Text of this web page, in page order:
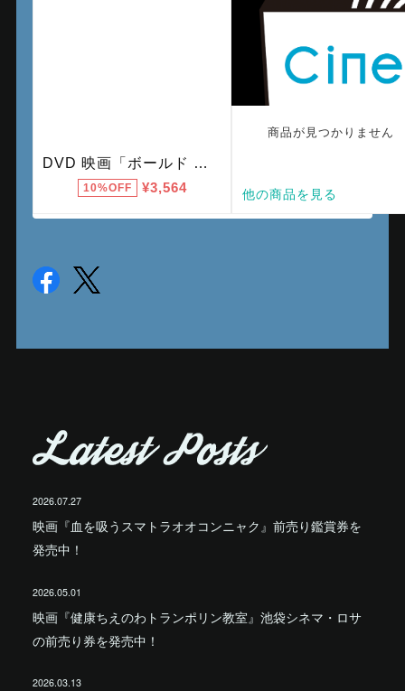
2026.07.27
映画『血を吸うスマトラオオコンニャク』前売り鑑賞券を
発売中！
2026.05.01
映画『健康ちえのわトランポリン教室』池袋シネマ・ロサ
の前売り券を発売中！
2026.03.13